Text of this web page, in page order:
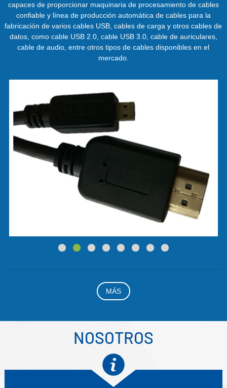
capaces de proporcionar maquinaria de procesamiento de cables
confiable y línea de producción automática de cables para la
fabricación de varios cables USB, cables de carga y otros cables de
datos, como cable USB 2.0, cable USB 3.0, cable de auriculares,
cable de audio, entre otros tipos de cables disponibles en el
mercado.
MÁS
NOSOTROS